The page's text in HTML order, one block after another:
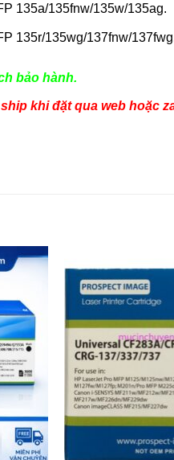
135a/135fnw/135w/135ag.
135r/135wg/137fnw/
bảo hành.
khi đặt qua web hoặc